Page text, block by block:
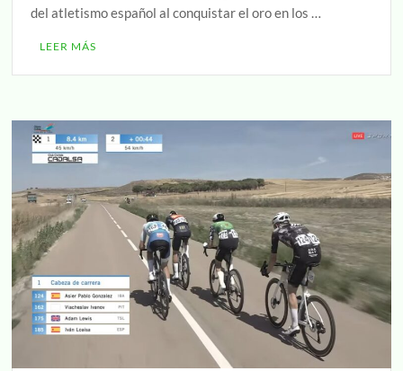
del atletismo español al conquistar el oro en los …
LEER MÁS